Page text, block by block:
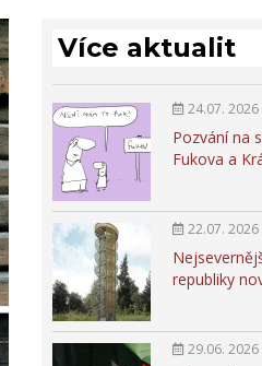
Více aktualit
24.07. 2026
Pozvání na
Fukova a
22.07. 2026
republiky
29.06. 2026